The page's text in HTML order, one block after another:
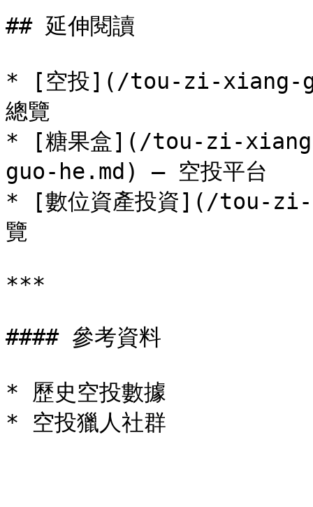
## 延伸閱讀
* [空投](/tou-zi-xiang-
總覽
* [糖果盒](/tou-zi-
guo-he.md) — 空投平台
* [數位資產投資](/tou-
覽
***
#### 參考資料
* 歷史空投數據